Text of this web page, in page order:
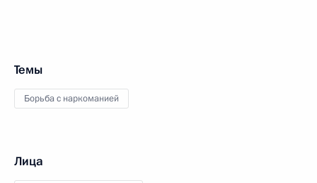
Темы
Борьба с наркоманией
Лица